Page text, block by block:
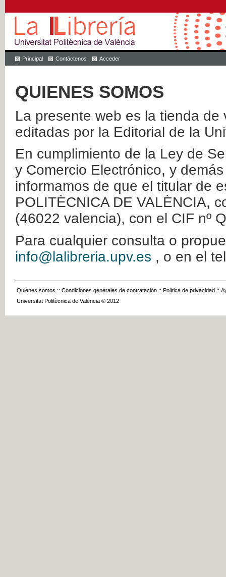
Principal Contáctenos Acceder
QUIENES SOMOS
La presente web es la tienda
editadas por la Editorial de la
En cumplimiento de la Ley de
y Comercio Electrónico, y
informamos de que el titular de
POLITÈCNICA DE VALÈNCIA,
(46022 valencia), con el CIF nº
Para cualquier consulta o
info@lalibreria.upv.es , o en el
Quienes somos :: Condiciones generales de contratación :: Política de privacidad ::
Universitat Politècnica de València © 2012